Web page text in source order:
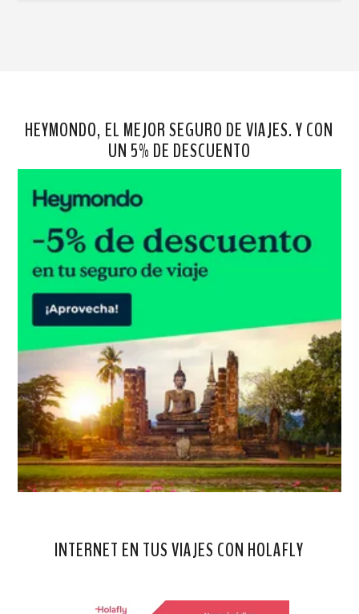
HEYMONDO, EL MEJOR SEGURO DE VIAJES. Y CON
UN 5% DE DESCUENTO
INTERNET EN TUS VIAJES CON HOLAFLY